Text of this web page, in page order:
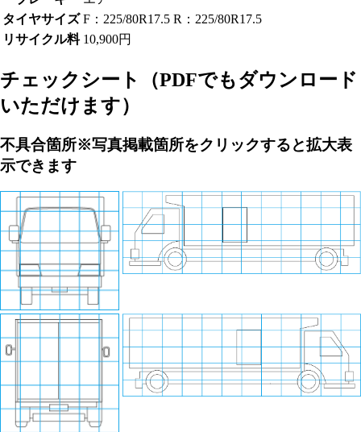
タイヤサイズ F：225/80R17.5 R：225/80R17.5
リサイクル料 10,900円
チェックシート
（PDFでもダウンロード
いただけます）
不具合箇所※写真掲載箇所をクリックすると拡大表
示できます